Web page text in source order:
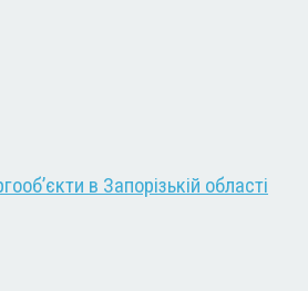
в Запорізькій області